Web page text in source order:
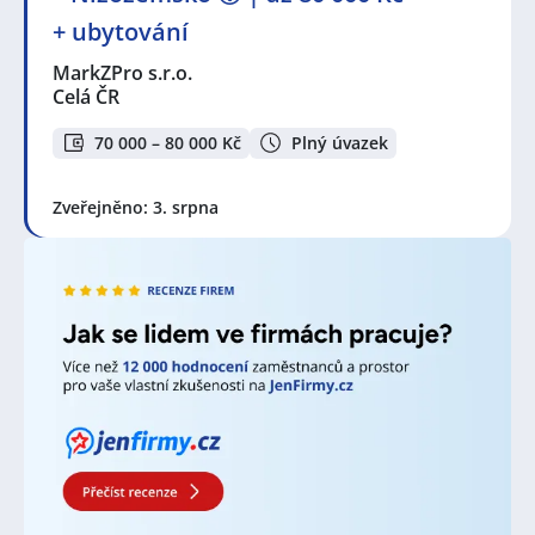
Dělník nebo dělnice je osoba, která vykonává
manuální práci nebo práci, která vyžaduje fyzickou
sílu. Práce dělníka pokrývá širokou škálu pracovních
odvětví, od stavebnictví a výroby až po zemědělství a
dovednosti nebo odbornou přípravu.
na konkrétní profesi a odvětví ve kterém dělník
pracuje. Mezi obecné dovednosti, patří jednoznačně
stroj) a mít znalost technických procesů používaných
ve svém zaměstnání. Dále je nezbytné mít určité
fyzické předpoklady, mnoho dělnických pracovních
míst vyžaduje fyzickou zdatnost, včetně schopnosti
zvedat těžké předměty, vydržet dlouho stát a
vykonávat jiné fyzické úkony. Dělníci musí být
obeznámeni s bezpečnostními postupy a protokoly.
Dělníci musí být schopni rychle a efektivně řešit
nečekané problémy na pracovišti. Mnoho dělnických
pozic také vyžaduje přesnost a smysl pro detail.
+ ubytování
MarkZPro s.r.o.
Celá ČR
70 000 – 80 000 Kč Plný úvazek
Zveřejněno: 3. srpna